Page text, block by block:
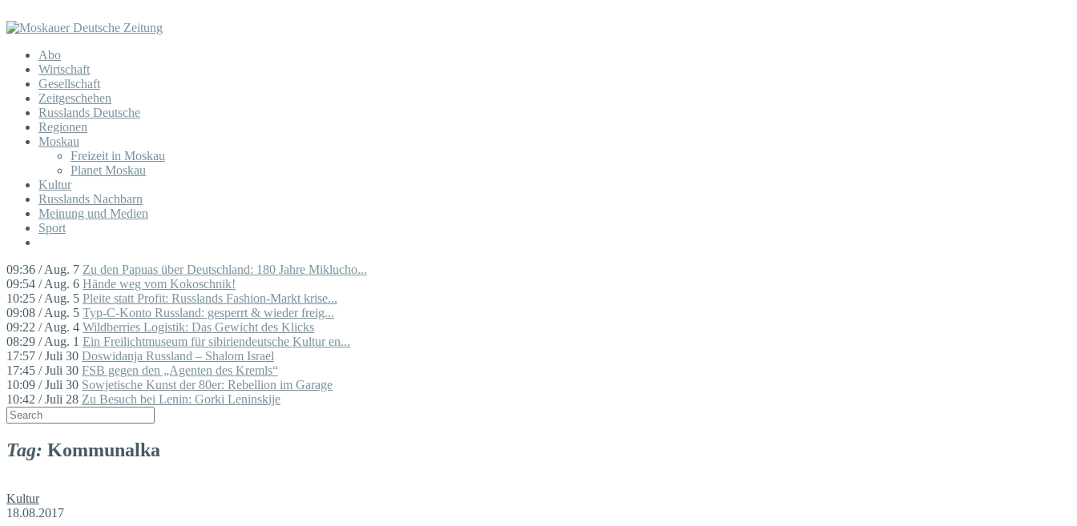
Abo
Wirtschaft
Gesellschaft
Zeitgeschehen
Russlands Deutsche
Regionen
Moskau
Freizeit in Moskau
Planet Moskau
Kultur
Russlands Nachbarn
Meinung und Medien
Sport
09:36 / Aug. 7 Zu den Papuas über Deutschland: 180 Jahre Miklucho...
09:54 / Aug. 6 Hände weg vom Kokoschnik!
10:25 / Aug. 5 Pleite statt Profit: Russlands Fashion-Markt krise...
09:08 / Aug. 5 Typ-C-Konto Russland: gesperrt & wieder freig...
09:22 / Aug. 4 Wildberries Logistik: Das Gewicht des Klicks
08:29 / Aug. 1 Ein Freilichtmuseum für sibiriendeutsche Kultur en...
17:57 / Juli 30 Doswidanja Russland – Shalom Israel
17:45 / Juli 30 FSB gegen den „Agenten des Kremls“
10:09 / Juli 30 Sowjetische Kunst der 80er: Rebellion im Garage
10:42 / Juli 28 Zu Besuch bei Lenin: Gorki Leninskije
Tag: Kommunalka
Kultur
18.08.2017